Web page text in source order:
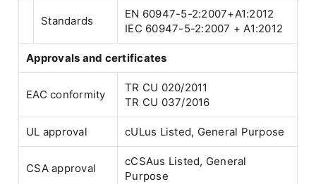
Standards
EN 60947-5-2:2007+A1:2012
IEC 60947-5-2:2007 + A1:2012
Approvals and certificates
EAC conformity
TR CU 020/2011
TR CU 037/2016
UL approval cULus Listed, General Purpose
CSA approval
cCSAus Listed, General
Purpose